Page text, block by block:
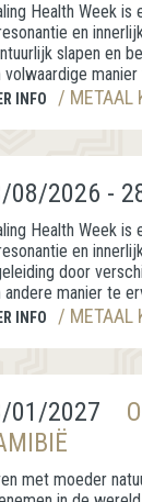
Health Week
en
slapen en
volwaardige
INFO / METAAL
08/2026 -
Health Week
en
door
andere manier te
INFO / METAAL
01/2027
met moeder